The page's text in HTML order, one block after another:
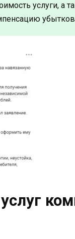
услуги, а